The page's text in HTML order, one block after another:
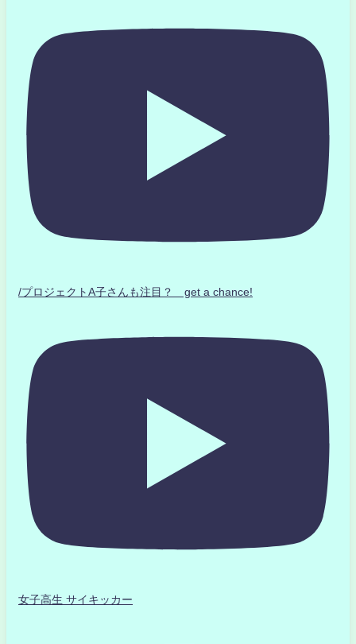
/プロジェクトA子さんも注目？ get a chance!
女子高生 サイキッカー